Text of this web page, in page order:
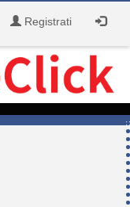
Registrati